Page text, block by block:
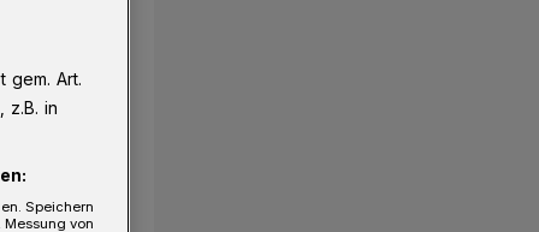
gem. Art.
z.B. in
Speichern
von